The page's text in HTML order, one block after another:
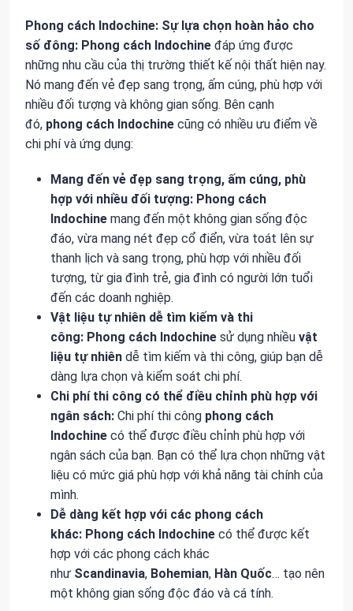
Phong cách Indochine: Sự lựa chọn hoàn hảo cho
số đông: Phong cách Indochine đáp ứng được
những nhu cầu của thị trường thiết kế nội thất hiện nay.
Nó mang đến vẻ đẹp sang trọng, ấm cúng, phù hợp với
nhiều đối tượng và không gian sống. Bên cạnh
đó, phong cách Indochine cũng có nhiều ưu điểm về
chi phí và ứng dụng:
Mang đến vẻ đẹp sang trọng, ấm cúng, phù
hợp với nhiều đối tượng: Phong cách
Indochine mang đến một không gian sống độc
đáo, vừa mang nét đẹp cổ điển, vừa toát lên sự
thanh lịch và sang trọng, phù hợp với nhiều đối
tượng, từ gia đình trẻ, gia đình có người lớn tuổi
đến các doanh nghiệp.
Vật liệu tự nhiên dễ tìm kiếm và thi
công: Phong cách Indochine sử dụng nhiều vật
liệu tự nhiên dễ tìm kiếm và thi công, giúp bạn dễ
dàng lựa chọn và kiểm soát chi phí.
Chi phí thi công có thể điều chỉnh phù hợp với
ngân sách: Chi phí thi công phong cách
Indochine có thể được điều chỉnh phù hợp với
ngân sách của bạn. Bạn có thể lựa chọn những vật
liệu có mức giá phù hợp với khả năng tài chính của
mình.
Dễ dàng kết hợp với các phong cách
khác: Phong cách Indochine có thể được kết
hợp với các phong cách khác
như Scandinavia, Bohemian, Hàn Quốc… tạo nên
một không gian sống độc đáo và cá tính.